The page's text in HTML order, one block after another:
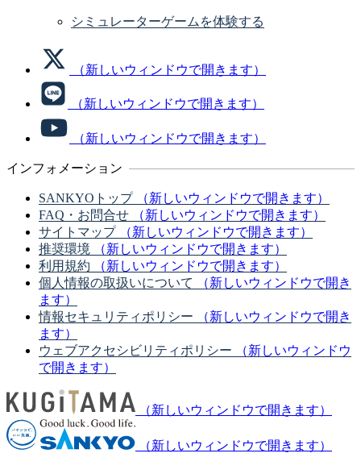
シミュレーターゲームを体験する
（新しいウィンドウで開きます）
（新しいウィンドウで開きます）
（新しいウィンドウで開きます）
インフォメーション
SANKYOトップ
（新しいウィンドウで開きます）
FAQ・お問合せ
（新しいウィンドウで開きます）
サイトマップ
（新しいウィンドウで開きます）
推奨環境
（新しいウィンドウで開きます）
利用規約
（新しいウィンドウで開きます）
個人情報の取扱いについて
（新しいウィンドウで開き
ます）
情報セキュリティポリシー
（新しいウィンドウで開き
ます）
ウェブアクセシビリティポリシー
（新しいウィンドウ
で開きます）
（新しいウィンドウで開きます）
（新しいウィンドウで開きます）